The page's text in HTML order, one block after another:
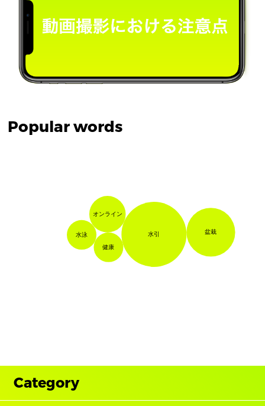
Popular words
水泳
健康
オンライン
盆栽
水引
Category